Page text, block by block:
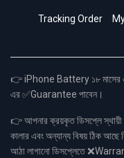
Tracking Order
👉 iPhone Battery ১৮ মাসের
এর ✅Guarantee পাবেন।
👉 আপনার ক্রয়কৃত ডিসপ্লে স্থায়ী
কালার এবং অন্যান্য বিষয় ঠিক আছে
আঠা লাগানো ডিসপ্লেতে